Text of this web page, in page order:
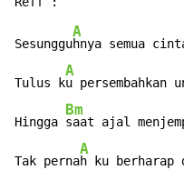
Sesunggu
A
hnya semua
Tulus k
A
u persembahkan
Hingga
Bm
saat ajal
Tak perna
A
h ku berharap